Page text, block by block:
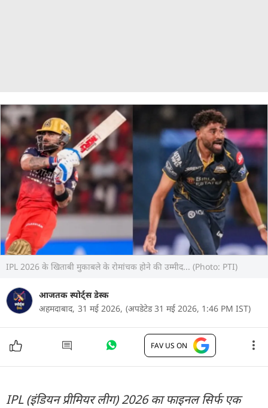
IPL 2026 के खिताबी मुकाबले के रोमांचक होने की उम्मीद... (Photo: PTI)
आजतक स्पोर्ट्स डेस्क
अहमदाबाद, 31 मई 2026, (अपडेटेड 31 मई 2026, 1:46 PM IST)
FAV US ON
IPL (इंडियन प्रीमियर लीग) 2026 का फाइनल सिर्फ एक